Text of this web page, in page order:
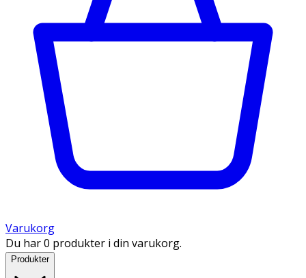
Varukorg
Du har 0 produkter i din varukorg.
Produkter